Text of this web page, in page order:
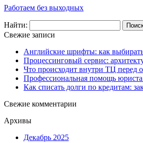
Работаем без выходных
Найти:
Свежие записи
Английские шрифты: как выбирать
Процессинговый сервис:
Что происходит внутри ТЦ перед
Профессиональная помощь
Как списать долги по кредитам:
Свежие комментарии
Архивы
Декабрь 2025